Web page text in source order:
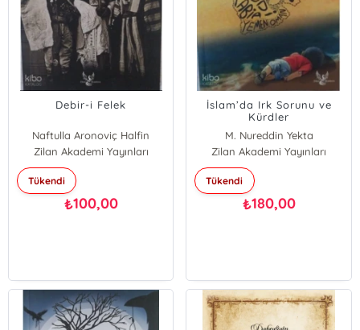
Debir-i Felek
Naftulla Aronoviç Halfin
Zilan Akademi Yayınları
Tükendi
₺100,00
İslam’da Irk Sorunu ve
Kürdler
M. Nureddin Yekta
Zilan Akademi Yayınları
Tükendi
₺180,00